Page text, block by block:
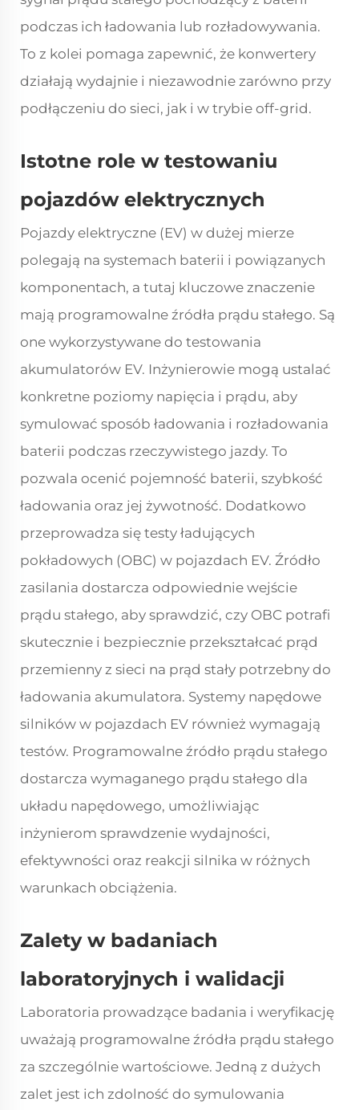
podczas ich ładowania lub rozładowywania.
To z kolei pomaga zapewnić, że konwertery
działają wydajnie i niezawodnie zarówno przy
podłączeniu do sieci, jak i w trybie off-grid.
Istotne role w testowaniu
pojazdów elektrycznych
Pojazdy elektryczne (EV) w dużej mierze
polegają na systemach baterii i powiązanych
komponentach, a tutaj kluczowe znaczenie
mają programowalne źródła prądu stałego. Są
one wykorzystywane do testowania
akumulatorów EV. Inżynierowie mogą ustalać
konkretne poziomy napięcia i prądu, aby
symulować sposób ładowania i rozładowania
baterii podczas rzeczywistego jazdy. To
pozwala ocenić pojemność baterii, szybkość
ładowania oraz jej żywotność. Dodatkowo
przeprowadza się testy ładujących
pokładowych (OBC) w pojazdach EV. Źródło
zasilania dostarcza odpowiednie wejście
prądu stałego, aby sprawdzić, czy OBC potrafi
skutecznie i bezpiecznie przekształcać prąd
przemienny z sieci na prąd stały potrzebny do
ładowania akumulatora. Systemy napędowe
silników w pojazdach EV również wymagają
testów. Programowalne źródło prądu stałego
dostarcza wymaganego prądu stałego dla
układu napędowego, umożliwiając
inżynierom sprawdzenie wydajności,
efektywności oraz reakcji silnika w różnych
warunkach obciążenia.
Zalety w badaniach
laboratoryjnych i walidacji
Laboratoria prowadzące badania i weryfikację
uważają programowalne źródła prądu stałego
za szczególnie wartościowe. Jedną z dużych
zalet jest ich zdolność do symulowania